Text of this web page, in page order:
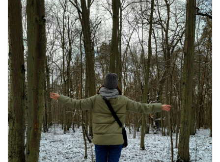
खाने के शौकीनों के लिए कश्मीर के 5 बेहतरीन
स्वादिष्ट व्यंजन
August 6, 2026 1 Comment